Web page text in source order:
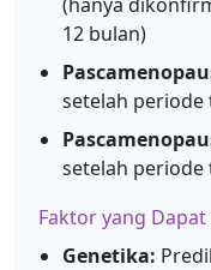
12 bulan)
setelah periode
setelah periode
Faktor yang
Genetika: